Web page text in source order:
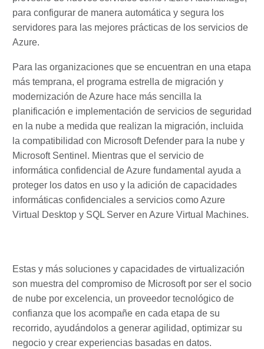
para configurar de manera automática y segura los
servidores para las mejores prácticas de los servicios de
Azure.
Para las organizaciones que se encuentran en una etapa
más temprana, el programa estrella de migración y
modernización de Azure hace más sencilla la
planificación e implementación de servicios de seguridad
en la nube a medida que realizan la migración, incluida
la compatibilidad con Microsoft Defender para la nube y
Microsoft Sentinel. Mientras que el servicio de
informática confidencial de Azure fundamental ayuda a
proteger los datos en uso y la adición de capacidades
informáticas confidenciales a servicios como Azure
Virtual Desktop y SQL Server en Azure Virtual Machines.
Estas y más soluciones y capacidades de virtualización
son muestra del compromiso de Microsoft por ser el socio
de nube por excelencia, un proveedor tecnológico de
confianza que los acompañe en cada etapa de su
recorrido, ayudándolos a generar agilidad, optimizar su
negocio y crear experiencias basadas en datos.